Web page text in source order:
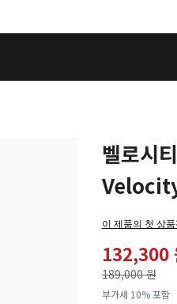
벨로시
이 제품의 첫 상
132,300
189,000 원
로
부가세 10% 포함